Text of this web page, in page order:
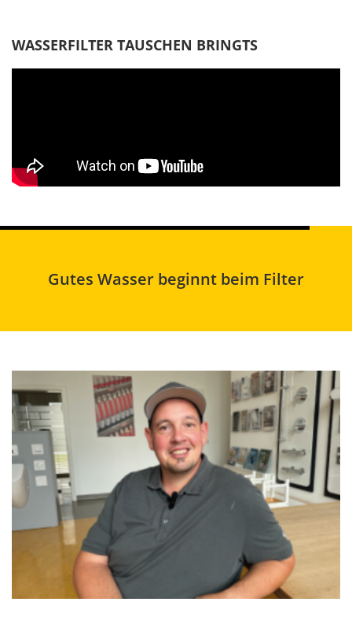
WASSERFILTER TAUSCHEN BRINGTS
Gutes Wasser beginnt beim Filter